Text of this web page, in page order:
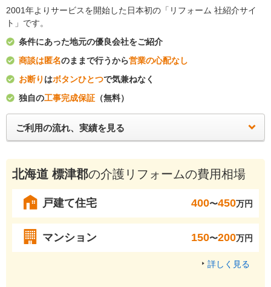
2001年よりサービスを開始した日本初の「リフォーム 社紹介サイ
ト」です。
条件にあった地元の優良会社をご紹介
商談は匿名のままで行うから営業の心配なし
お断り はボタンひとつで気兼ねなく
独自の工事完成保証 （無料）
ご利用の流れ、実績を見る
北海道 標津郡の介護リフォームの費用相場
戸建て住宅 400〜450万円
マンション 150〜200万円
詳しく見る